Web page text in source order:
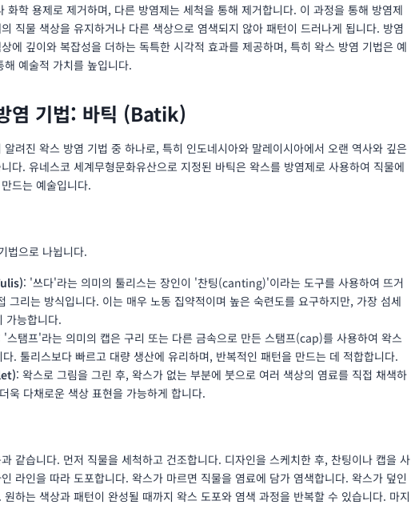
화학 용제로 제거하며, 다른 방염제는 세척을 통해 제거합니다. 이 과정을 통해 방염제
직물 색상을 유지하거나 다른 색상으로 염색되지 않아 패턴이 드러나게 됩니다. 방염
에 깊이와 복잡성을 더하는 독특한 시각적 효과를 제공하며, 특히 왁스 방염 기법은 예
예술적 가치를 높입니다.
염 기법: 바틱 (Batik)
려진 왁스 방염 기법 중 하나로, 특히 인도네시아와 말레이시아에서 오랜 역사와 깊은
다. 유네스코 세계무형문화유산으로 지정된 바틱은 왁스를 방염제로 사용하여 직물에
드는 예술입니다.
법으로 나뉩니다.
: '쓰다'라는 의미의 툴리스는 장인이 '찬팅(canting)'이라는 도구를 사용하여 뜨거
그리는 방식입니다. 이는 매우 노동 집약적이며 높은 숙련도를 요구하지만, 가장 섬세
가능합니다.
'스탬프'라는 의미의 캡은 구리 또는 다른 금속으로 만든 스탬프(cap)를 사용하여 왁스
. 툴리스보다 빠르고 대량 생산에 유리하며, 반복적인 패턴을 만드는 데 적합합니다.
: 왁스로 그림을 그린 후, 왁스가 없는 부분에 붓으로 여러 색상의 염료를 직접 채색하
욱 다채로운 색상 표현을 가능하게 합니다.
같습니다. 먼저 직물을 세척하고 건조합니다. 디자인을 스케치한 후, 찬팅이나 캡을 사
라인을 따라 도포합니다. 왁스가 마르면 직물을 염료에 담가 염색합니다. 왁스가 덮인
하는 색상과 패턴이 완성될 때까지 왁스 도포와 염색 과정을 반복할 수 있습니다. 마지